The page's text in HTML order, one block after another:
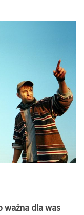
ważna dla was